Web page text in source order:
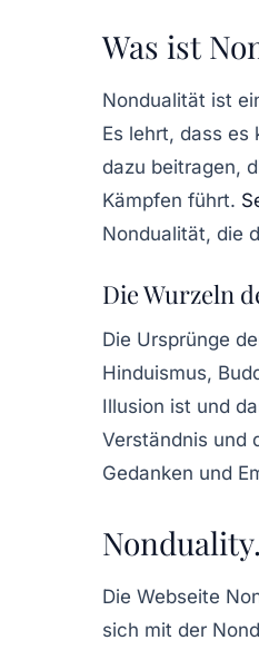
Was ist
Nondualität ist
Es lehrt, dass es
dazu beitragen,
Kämpfen führt.
Nondualität, die
Die Wurzeln
Die Ursprünge
Hinduismus,
Illusion ist und
Verständnis und
Gedanken und
Die Webseite
sich mit der